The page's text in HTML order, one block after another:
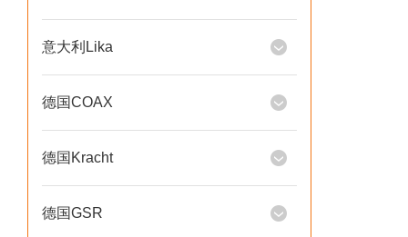
意大利Lika
德国COAX
德国Kracht
德国GSR